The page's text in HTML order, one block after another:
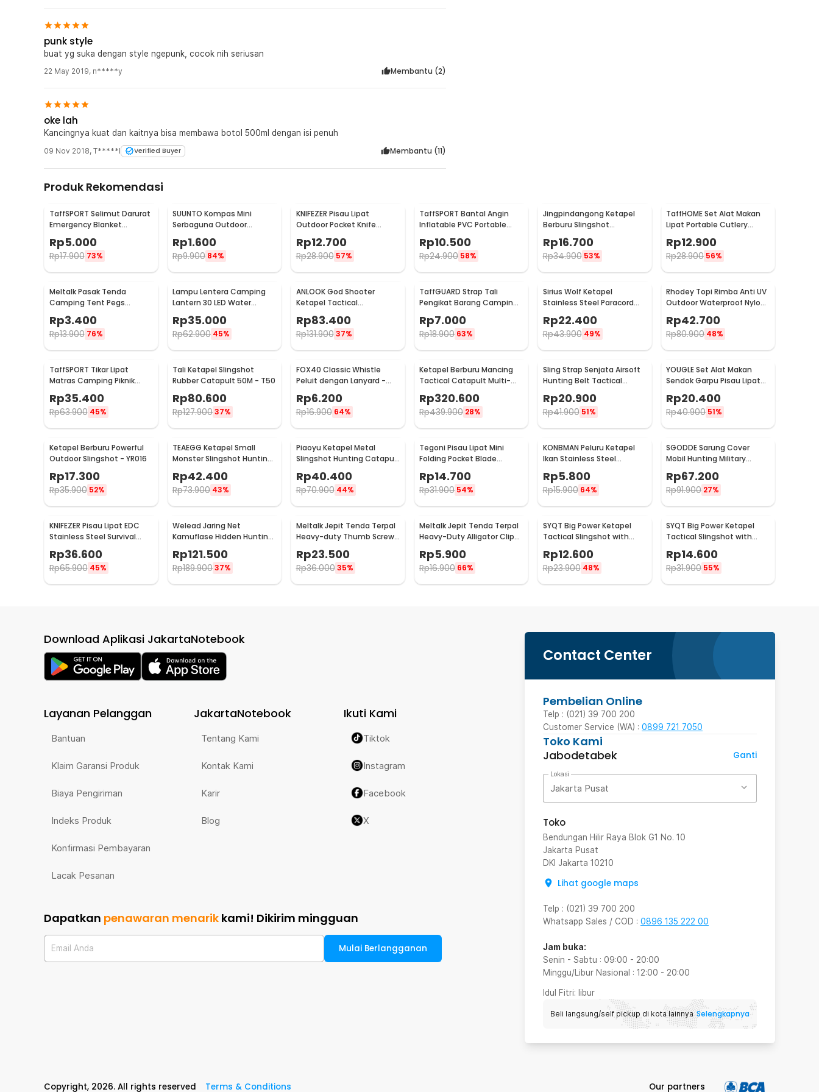
punk style
buat yg suka dengan style ngepunk, cocok nih seriusan
22 May 2019, n*****y Membantu (2)
oke lah
Kancingnya kuat dan kaitnya bisa membawa botol 500ml dengan isi penuh
09 Nov 2018, T*****l Verified Buyer Membantu (11)
Produk Rekomendasi
TaffSPORT Selimut Darurat
Emergency Blanket
001
Rp5.000
Rp17.900 73%
SUUNTO Kompas Mini
Serbaguna Outdoor
Camping Hiking for Watch
Strap
Rp1.600
Rp9.900 84%
KNIFEZER Pisau Lipat
Outdoor Pocket Knife
Carabiner - W24
Rp12.700
Rp28.900 57%
TaffSPORT Bantal Angin
Inflatable PVC Portable
H0T019
Rp10.500
Rp24.900 58%
Jingpindangong Ketapel
Berburu Slingshot
Aluminium Alloy - OD-014
Rp16.700
Rp34.900 53%
TaffHOME Set Alat Makan
Lipat Portable Cutlery
Rp12.900
Rp28.900 56%
Meltalk Pasak Tenda
Camping Tent Pegs
Aluminium 18cm 1 PCS
Rp3.400
Rp13.900 76%
Lampu Lentera Camping
Lantern 30 LED Water
Resistant - GY18
Rp35.000
Rp62.900 45%
ANLOOK God Shooter
Ketapel Tactical
Aluminium - TLZ-001
Rp83.400
Rp131.900 37%
TaffGUARD Strap Tali
Pengikat Barang Camping
BC098K
Rp7.000
Rp18.900 63%
Sirius Wolf Ketapel
Stainless Steel Paracord
GJ049
Rp22.400
Rp43.900 49%
Rhodey Topi Rimba Anti UV
Outdoor Waterproof Nylon
Rp42.700
Rp80.900 48%
TaffSPORT Tikar Lipat
Matras Camping Piknik
Waterproof Mat 1.4x1.52M -
FS-007
Rp35.400
Rp63.900 45%
Tali Ketapel Slingshot
Rubber Catapult 50M - T50
Rp80.600
Rp127.90037%
FOX40 Classic Whistle
Peluit dengan Lanyard -
CMG04
Rp6.200
Rp16.900 64%
Ketapel Berburu Mancing
Tactical Catapult Multi-
shot - KMSS
Rp320.600
Rp439.900 28%
Sling Strap Senjata Airsoft
Hunting Belt Tactical
Rp20.900
Rp41.900 51%
YOUGLE Set Alat Makan
Sendok Garpu Pisau Lipat
Rp20.400
Rp40.900 51%
Ketapel Berburu Powerful
Outdoor Slingshot - YR016
Rp17.300
Rp35.900 52%
TEAEGG Ketapel Small
Monster Slingshot Hunting
Rp42.400
Rp73.900 43%
Piaoyu Ketapel Metal
Slingshot Hunting Catapult
Rp40.400
Rp70.900 44%
Tegoni Pisau Lipat Mini
Folding Pocket Blade
EO02732
Rp14.700
Rp31.900 54%
KONBMAN Peluru Ketapel
Ikan Stainless Steel
Slingshot Dart 1 PCS -
KN830
Rp5.800
Rp15.900 64%
SGODDE Sarung Cover
Mobil Hunting Military
Camouflage Nets 4x2M -
GE211
Rp67.200
Rp91.900 27%
KNIFEZER Pisau Lipat EDC
Stainless Steel Survival
Outdoor Knife - 440C
Rp36.600
Rp65.900 45%
Welead Jaring Net
Kamuflase Hidden Hunting
300x500cm
Rp121.500
Rp189.90037%
Meltalk Jepit Tenda Terpal
Heavy-duty Thumb Screw
Clips 10 PCS - ME30
Rp23.500
Rp36.000 35%
Meltalk Jepit Tenda Terpal
Heavy-Duty Alligator Clips
Rp5.900
Rp16.900 66%
SYQT Big Power Ketapel
Tactical Slingshot with
Laser Sight - SSGX
Rp12.600
Rp23.900 48%
SYQT Big Power Ketapel
Tactical Slingshot with
Laser Sight - JG98K
Rp14.600
Rp31.900 55%
Contact Center
Pembelian Online
Telp : (021) 39 700 200
Customer Service (WA) : 0899 721 7050
Toko Kami
Jabodetabek
Ganti
Lokasi
Jakarta Pusat
Toko
Bendungan Hilir Raya Blok G1 No. 10
Jakarta Pusat
DKI Jakarta 10210
Lihat google maps
Telp : (021) 39 700 200
Whatsapp Sales / COD : 0896 135 222 00
Jam buka:
Senin - Sabtu : 09:00 - 20:00
Minggu/Libur Nasional : 12:00 - 20:00
Idul Fitri: libur
Beli langsung/self pickup di kota lainnya Selengkapnya
Download Aplikasi JakartaNotebook
Layanan Pelanggan
Bantuan
Klaim Garansi Produk
Biaya Pengiriman
Indeks Produk
Konfirmasi Pembayaran
Lacak Pesanan
JakartaNotebook
Tentang Kami
Kontak Kami
Karir
Blog
Ikuti Kami
Tiktok
Instagram
Facebook
X
Dapatkan penawaran menarik kami! Dikirim mingguan
Email Anda Mulai Berlangganan
Copyright, 2026. All rights reserved Terms & Conditions Our partners